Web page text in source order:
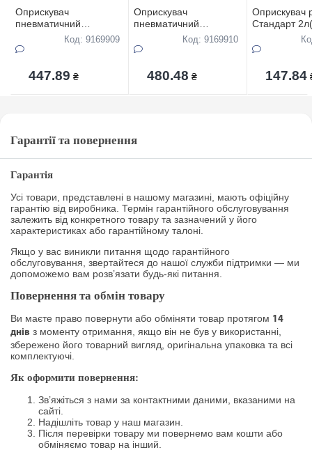
Оприскувач
пневматичний
5л(18,5*18,5*43см)
Код: 9169909
447.89 ₴
Оприскувач
пневматичний
8л(19*19*54см)
Код: 9169910
480.48 ₴
Оприскувач
Стандарт
147.84
Гарантії та повернення
Гарантія
Усі товари, представлені в нашому магазині, мають офіційну
гарантію від виробника. Термін гарантійного обслуговування
залежить від конкретного товару та зазначений у його
характеристиках або гарантійному талоні.
Якщо у вас виникли питання щодо гарантійного
обслуговування, звертайтеся до нашої служби підтримки — ми
допоможемо вам розв’язати будь-які питання.
Повернення та обмін товару
Ви маєте право повернути або обміняти товар протягом 14
днів з моменту отримання, якщо він не був у використанні,
збережено його товарний вигляд, оригінальна упаковка та всі
комплектуючі.
Як оформити повернення:
Зв’яжіться з нами за контактними даними, вказаними на
сайті.
Надішліть товар у наш магазин.
Після перевірки товару ми повернемо вам кошти або
обміняємо товар на інший.